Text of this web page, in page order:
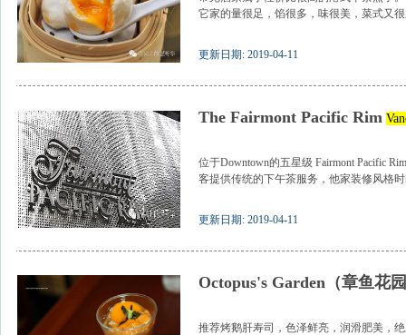
它家的量很足，馅很多，味很美，菜式又
更新日期: 2019-04-11
The Fairmont Pacific Rim
位于Downtown的五星级 Fairmont Pacific
客提供传统的下午茶服务，他家装修风格
更新日期: 2019-04-11
Octopus's Garden（章鱼花
推荐烤鹅肝寿司，色泽鲜亮，润滑肥美，